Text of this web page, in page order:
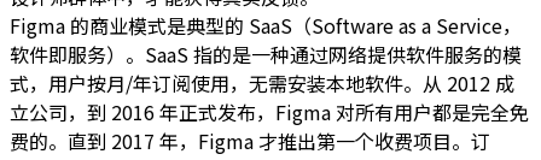
Figma 的商业模式是典型的 SaaS（Software as a Service，
软件即服务）。SaaS 指的是一种通过网络提供软件服务的模
式，用户按月/年订阅使用，无需安装本地软件。从 2012 成
立公司，到 2016 年正式发布，Figma 对所有用户都是完全免
费的。直到 2017 年，Figma 才推出第一个收费项目。订